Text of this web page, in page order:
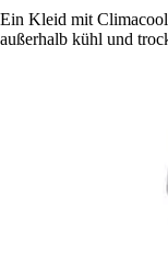
Ein Kleid mit
außerhalb kühl und